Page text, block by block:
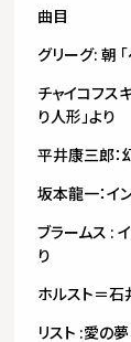
曲目
グリーグ: 朝
チャイコフス
り人形」より
平井康三郎：
坂本龍一：イ
ブラームス :
り
ホルスト＝石
リスト :愛の夢